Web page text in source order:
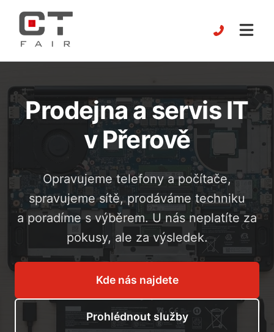
Prodejna a servis IT
v Přerově
Opravujeme telefony a počítače,
spravujeme sítě, prodáváme techniku
a poradíme s výběrem. U nás neplatíte za
pokusy, ale za výsledek.
Kde nás najdete
Prohlédnout služby